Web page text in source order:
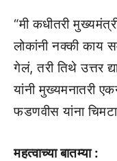
“मी कधीतरी
लोकांनी नक्की काय
गेलं, तरी तिथे उत्तर
यांनी मुख्यमनातरी
फडणवीस यांना
महत्वाच्या बातम्या :